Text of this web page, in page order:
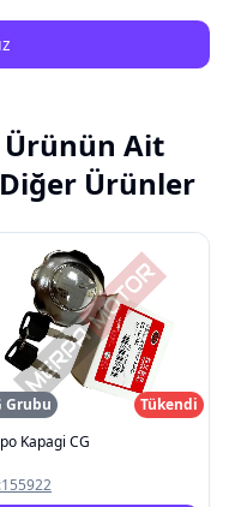
Ait
Ürünler
Grubu
Tükendi
Kapagi CG
155922